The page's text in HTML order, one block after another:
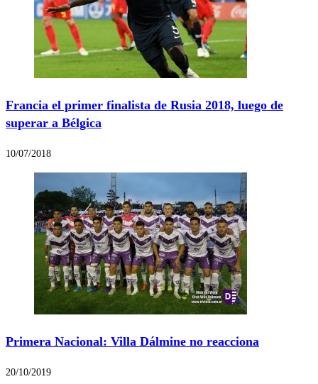
Francia el primer finalista de Rusia 2018, luego de
superar a Bélgica
10/07/2018
Primera Nacional: Villa Dálmine no reacciona
20/10/2019